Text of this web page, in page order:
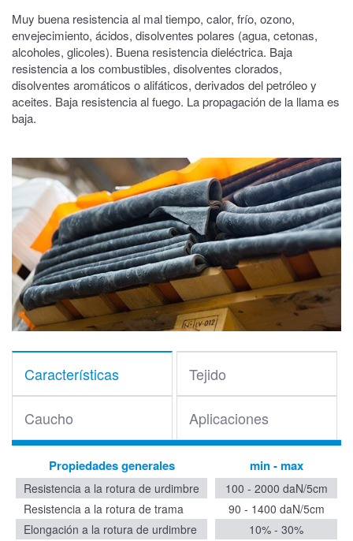
Muy buena resistencia al mal tiempo, calor, frío, ozono,
envejecimiento, ácidos, disolventes polares (agua, cetonas,
alcoholes, glicoles). Buena resistencia dieléctrica. Baja
resistencia a los combustibles, disolventes clorados,
disolventes aromáticos o alifáticos, derivados del petróleo y
aceites. Baja resistencia al fuego. La propagación de la llama es
baja.
Características Tejido
Caucho Aplicaciones
Propiedades generales min - max
Resistencia a la rotura de urdimbre
100 - 2000 daN/5cm
Resistencia a la rotura de trama
90 - 1400 daN/5cm
Elongación a la rotura de urdimbre
10% - 30%